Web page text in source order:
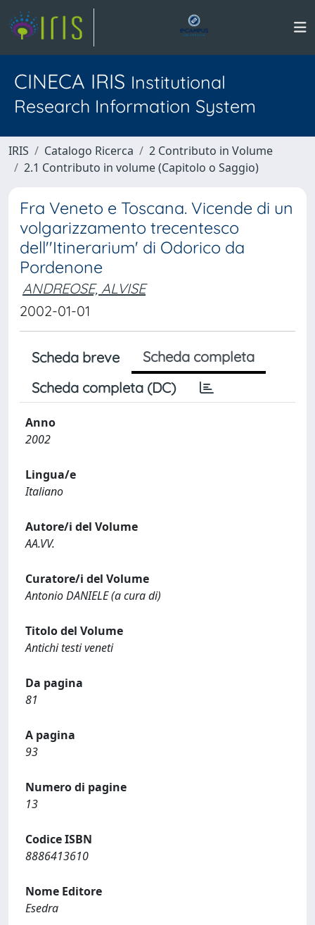
CINECA IRIS Institutional
Research Information System
IRIS Catalogo Ricerca
2 Contributo in Volume
2.1 Contributo in volume (Capitolo o Saggio)
Fra Veneto e Toscana. Vicende di un
volgarizzamento trecentesco
dell''Itinerarium' di Odorico da
Pordenone
ANDREOSE, ALVISE
2002-01-01
Scheda breve
Scheda completa
Scheda completa (DC)
Anno
2002
Lingua/e
Italiano
Autore/i del Volume
AA.VV.
Curatore/i del Volume
Antonio DANIELE (a cura di)
Titolo del Volume
Antichi testi veneti
Da pagina
81
A pagina
93
Numero di pagine
13
Codice ISBN
8886413610
Nome Editore
Esedra